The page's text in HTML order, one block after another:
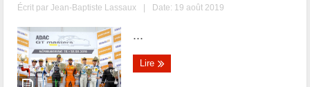
Écrit parJean-Baptiste Lassaux | Date: 19 août 2019
...
Lire